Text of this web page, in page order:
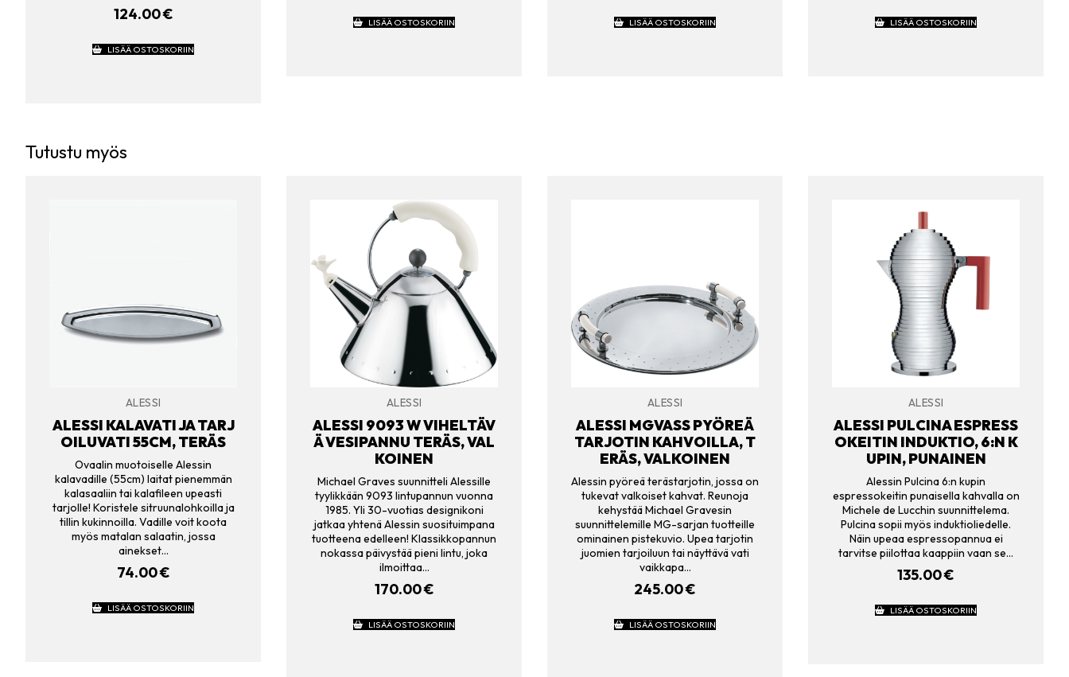
124.00€
LISÄÄ OSTOSKORIIN
LISÄÄ OSTOSKORIIN LISÄÄ OSTOSKORIIN LISÄÄ OSTOSKORIIN
Tutustu myös
ALESSI
ALESSI KALAVATI JA TARJ
OILUVATI 55CM, TERÄS
Ovaalin muotoiselle Alessin
kalavadille (55cm) laitat pienemmän
kalasaaliin tai kalafileen upeasti
tarjolle! Koristele sitruunalohkoilla ja
tillin kukinnoilla. Vadille voit koota
myös matalan salaatin, jossa
ainekset…
74.00€
LISÄÄ OSTOSKORIIN
ALESSI
ALESSI 9093 W VIHELTÄV
Ä VESIPANNU TERÄS, VAL
KOINEN
Michael Graves suunnitteli Alessille
tyylikkään 9093 lintupannun vuonna
1985. Yli 30-vuotias designikoni
jatkaa yhtenä Alessin suosituimpana
tuotteena edelleen! Klassikkopannun
nokassa päivystää pieni lintu, joka
ilmoittaa…
170.00€
LISÄÄ OSTOSKORIIN
ALESSI
ALESSI MGVASS PYÖREÄ
TARJOTIN KAHVOILLA, T
ERÄS, VALKOINEN
Alessin pyöreä terästarjotin, jossa on
tukevat valkoiset kahvat. Reunoja
kehystää Michael Gravesin
suunnittelemille MG-sarjan tuotteille
ominainen pistekuvio. Upea tarjotin
juomien tarjoiluun tai näyttävä vati
vaikkapa…
245.00€
LISÄÄ OSTOSKORIIN
ALESSI
ALESSI PULCINA ESPRESS
OKEITIN INDUKTIO, 6:N K
UPIN, PUNAINEN
Alessin Pulcina 6:n kupin
espressokeitin punaisella kahvalla on
Michele de Lucchin suunnittelema.
Pulcina sopii myös induktioliedelle.
Näin upeaa espressopannua ei
tarvitse piilottaa kaappiin vaan se…
135.00€
LISÄÄ OSTOSKORIIN